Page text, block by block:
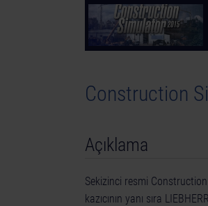
Construction
Açıklama
Sekizinci resmi
kazıcının yanı sıra